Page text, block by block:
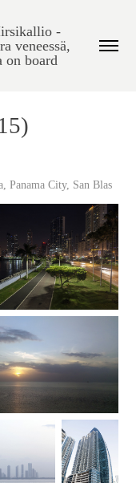
-
veneessä,
on board
Panama City, San Blas